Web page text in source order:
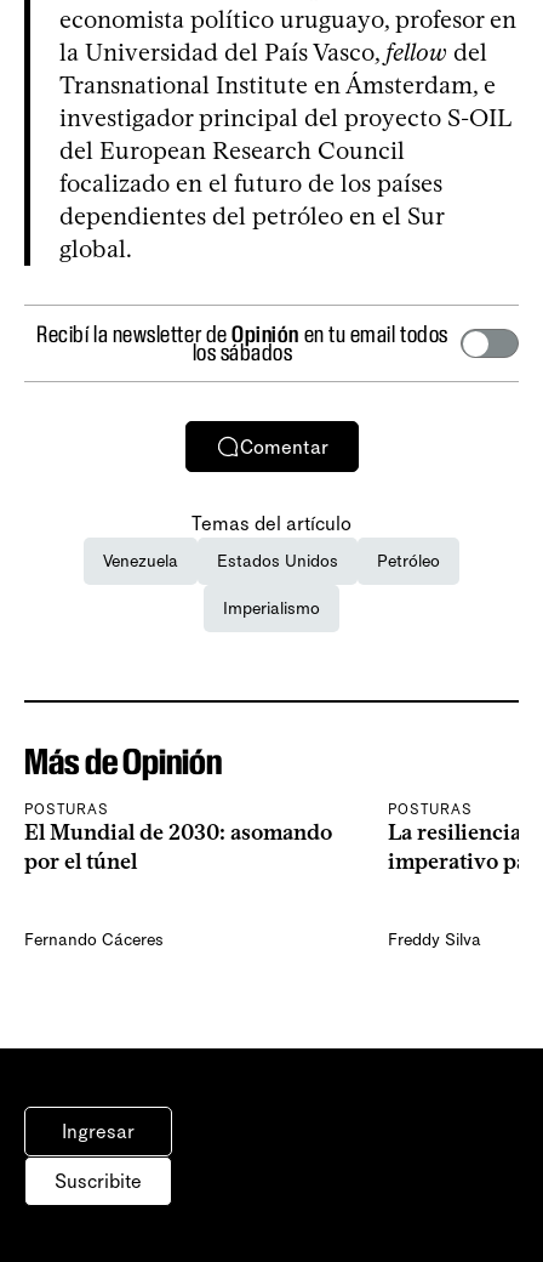
economista político uruguayo, profesor en
la Universidad del País Vasco, fellow del
Transnational Institute en Ámsterdam, e
investigador principal del proyecto S-OIL
del European Research Council
focalizado en el futuro de los países
dependientes del petróleo en el Sur
global.
Recibí la newsletter deOpinión en tu email todos
los sábados
Comentar
Temas del artículo
Venezuela Estados Unidos Petróleo
Imperialismo
Más de Opinión
POSTURAS
El Mundial de 2030: asomando
por el túnel
Fernando Cáceres
POSTURAS
La resiliencia
imperativo
Freddy Silva
Ingresar
Suscribite